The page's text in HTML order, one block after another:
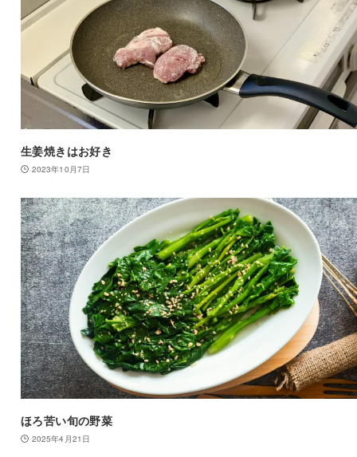
生姜焼きはお好き
2023年10月7日
ほろ苦い旬の野菜
2025年4月21日